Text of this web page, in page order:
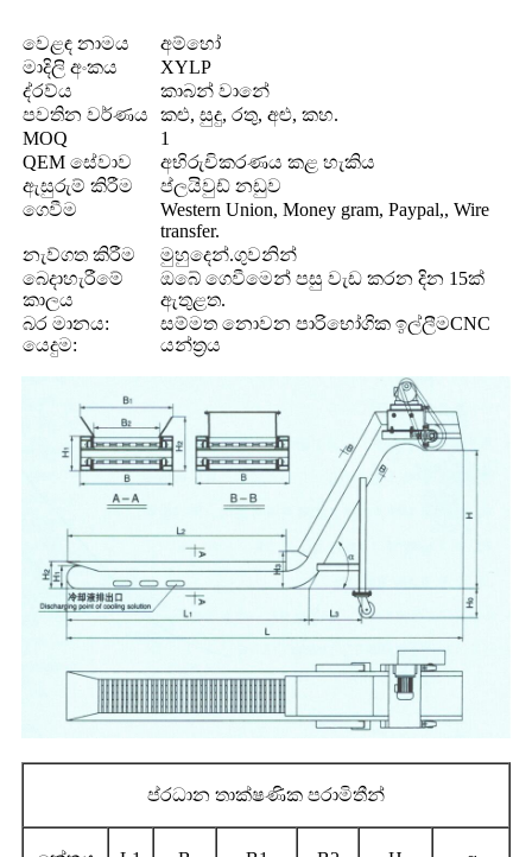
වෙළඳ නාමය
අම්හෝ
මාදිලි අංකය
XYLP
ද්රව්ය
කාබන් වානේ
පවතින වර්ණය
කළු, සුදු, රතු, අළු, කහ.
MOQ
1
QEM සේවාව
අභිරුචිකරණය කළ හැකිය
ඇසුරුම් කිරීම
ප්ලයිවුඩ් නඩුව
ගෙවීම
Western Union, Money gram, Paypal,, Wire
transfer.
නැව්ගත කිරීම
මුහුදෙන්.ගුවනින්
බෙදාහැරීමේ
කාලය
ඔබේ ගෙවීමෙන් පසු වැඩ කරන දින 15ක්
ඇතුළත.
බර මානය:
යෙදුම:
සම්මත නොවන පාරිභෝගික ඉල්ලීමCNC
යන්ත්‍රය
ප්රධාන තාක්ෂණික පරාමිතීන්